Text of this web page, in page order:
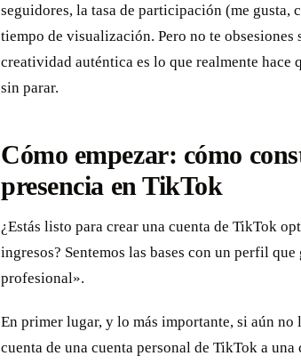
seguidores, la tasa de participación (me gusta,
tiempo de visualización. Pero no te obsesiones
creatividad auténtica es lo que realmente hace
sin parar.
Cómo empezar: cómo
presencia en TikTok
¿Estás listo para crear una cuenta de TikTok
ingresos? Sentemos las bases con un perfil
profesional».
En primer lugar, y lo más importante, si aún no
cuenta de una cuenta personal de TikTok a una